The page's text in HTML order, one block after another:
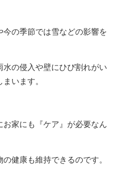
の季節では雪などの影響を
の侵入や壁にひび割れがい
います。
お家にも『ケア』が必要なん
健康も維持できるのです。